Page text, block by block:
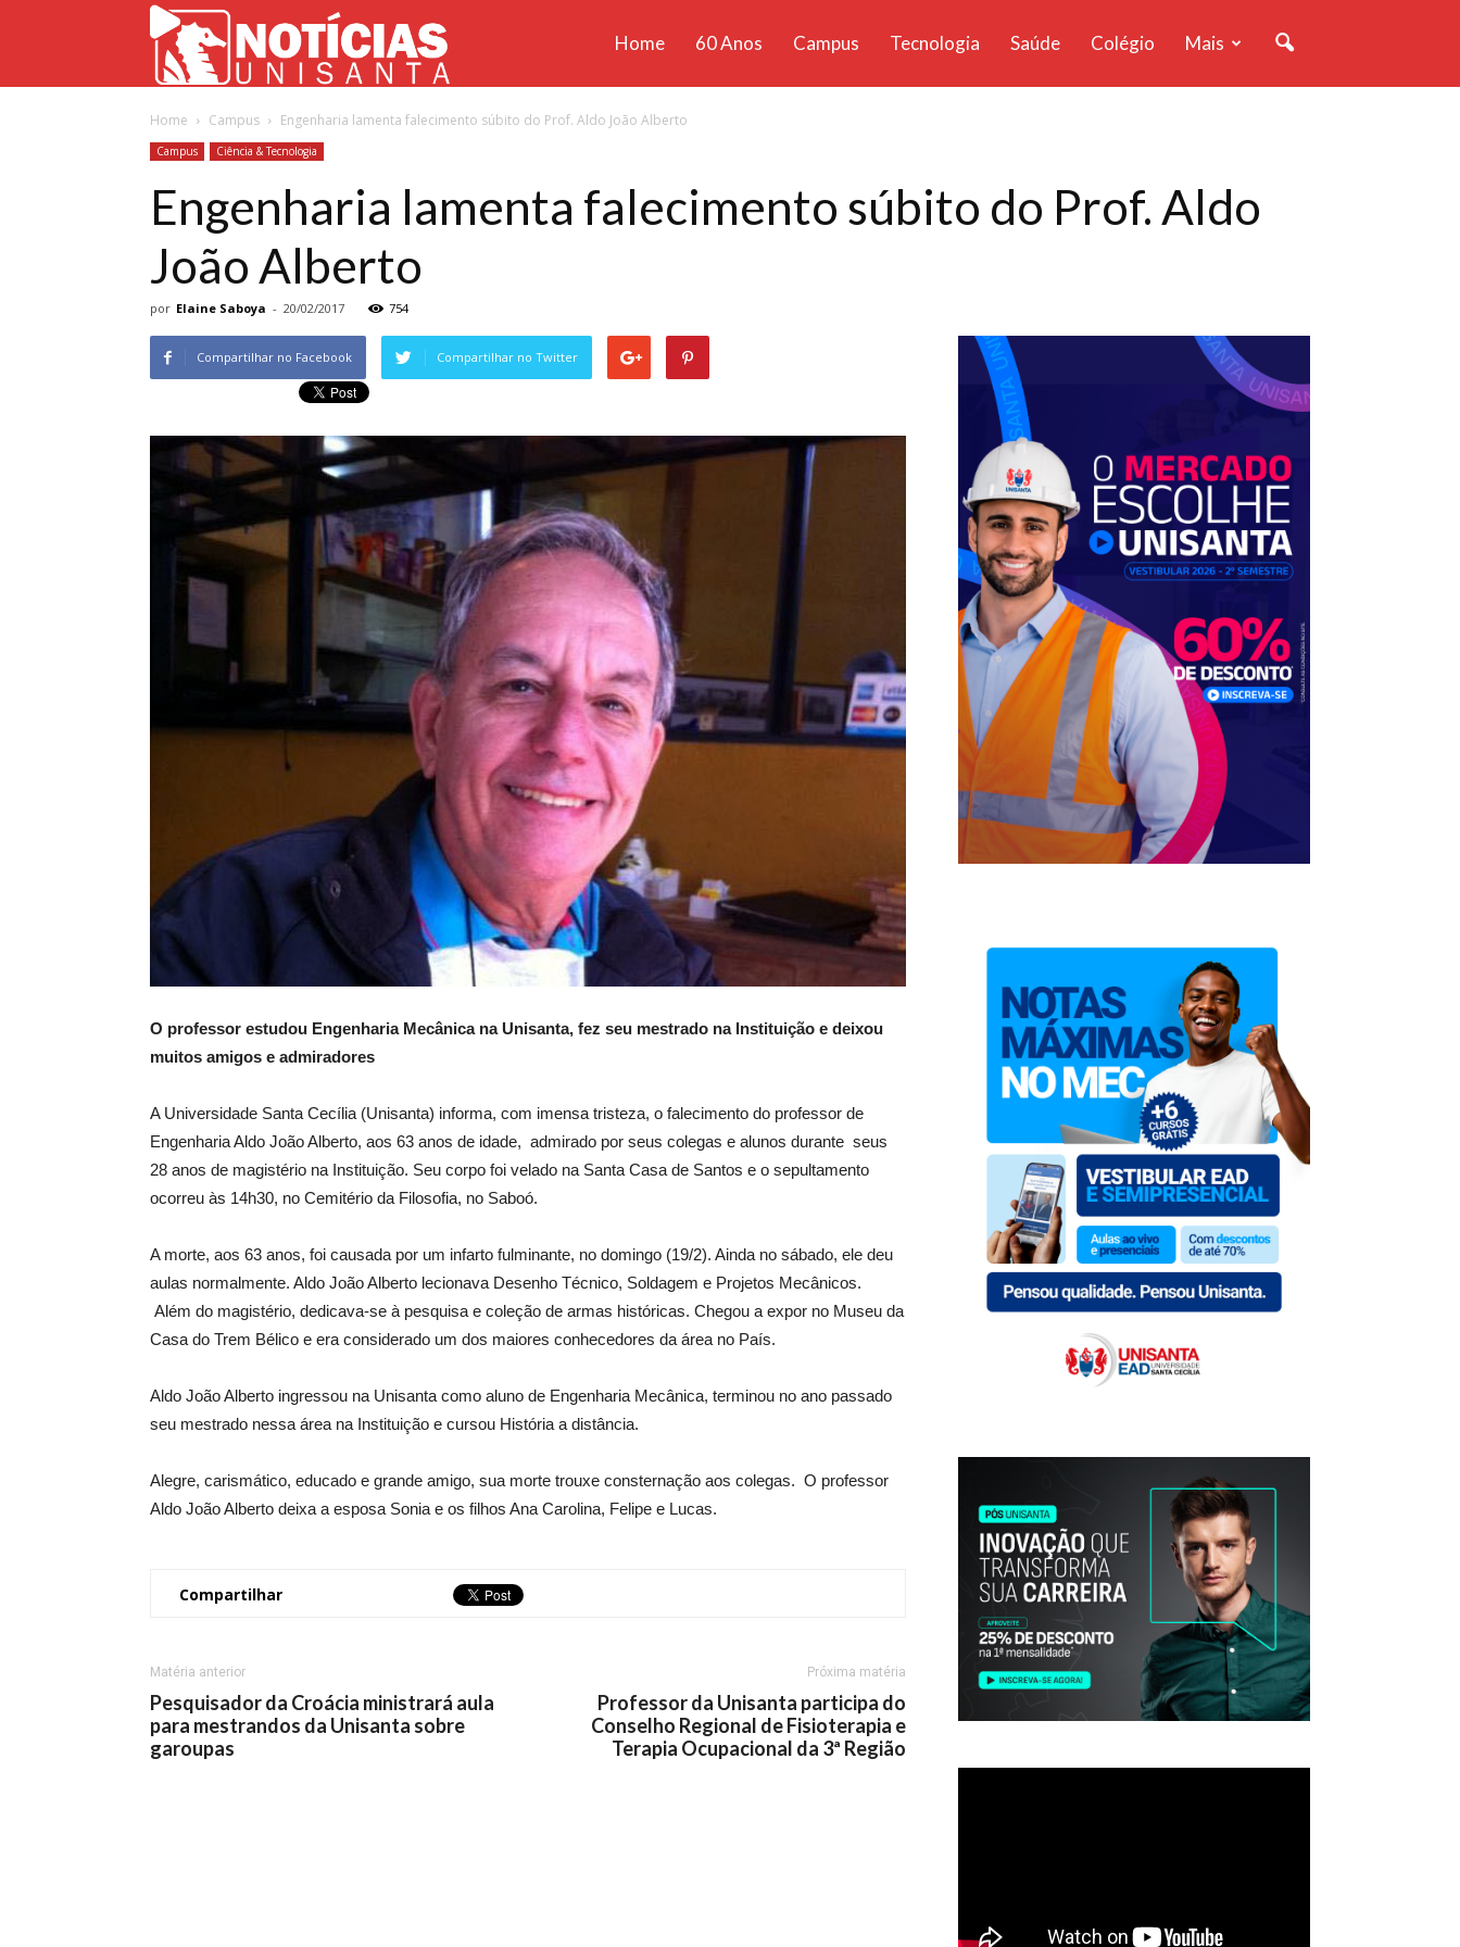
Unisanta
Home 60 Anos Campus Tecnologia Saúde Colégio Mais
Home Campus Engenharia lamenta falecimento súbito do Prof. Aldo João Alberto
Campus Ciência & Tecnologia
Engenharia lamenta falecimento súbito do Prof. Aldo
João Alberto
por Elaine Saboya - 20/02/2017 754
Compartilhar no Facebook Compartilhar no Twitter
O professor estudou Engenharia Mecânica na Unisanta, fez seu mestrado na Instituição e deixou
muitos amigos e admiradores
A Universidade Santa Cecília (Unisanta) informa, com imensa tristeza, o falecimento do professor de
Engenharia Aldo João Alberto, aos 63 anos de idade, admirado por seus colegas e alunos durante seus
28 anos de magistério na Instituição. Seu corpo foi velado na Santa Casa de Santos e o sepultamento
ocorreu às 14h30, no Cemitério da Filosofia, no Saboó.
A morte, aos 63 anos, foi causada por um infarto fulminante, no domingo (19/2). Ainda no sábado, ele deu
aulas normalmente. Aldo João Alberto lecionava Desenho Técnico, Soldagem e Projetos Mecânicos.
Além do magistério, dedicava-se à pesquisa e coleção de armas históricas. Chegou a expor no Museu da
Casa do Trem Bélico e era considerado um dos maiores conhecedores da área no País.
Aldo João Alberto ingressou na Unisanta como aluno de Engenharia Mecânica, terminou no ano passado
seu mestrado nessa área na Instituição e cursou História a distância.
Alegre, carismático, educado e grande amigo, sua morte trouxe consternação aos colegas. O professor
Aldo João Alberto deixa a esposa Sonia e os filhos Ana Carolina, Felipe e Lucas.
Compartilhar
Matéria anterior
Pesquisador da Croácia ministrará aula
para mestrandos da Unisanta sobre
garoupas
Próxima matéria
Professor da Unisanta participa do
Conselho Regional de Fisioterapia e
Terapia Ocupacional da 3ª Região